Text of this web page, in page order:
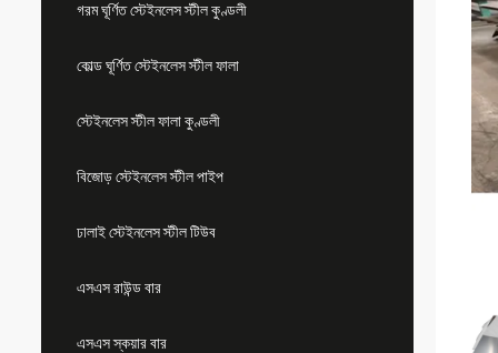
গরম ঘূর্ণিত স্টেইনলেস স্টীল কুণ্ডলী
কোল্ড ঘূর্ণিত স্টেইনলেস স্টীল ফালা
স্টেইনলেস স্টীল ফালা কুণ্ডলী
বিজোড় স্টেইনলেস স্টীল পাইপ
ঢালাই স্টেইনলেস স্টীল টিউব
এসএস রাউন্ড বার
এসএস স্কয়ার বার